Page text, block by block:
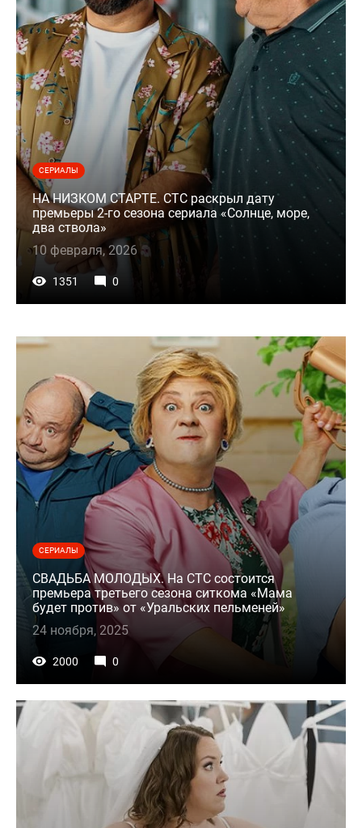
СЕРИАЛЫ
НА НИЗКОМ СТАРТЕ. СТС раскрыл дату
премьеры 2-го сезона сериала «Солнце, море,
два ствола»
10 февраля, 2026
1351 0
СЕРИАЛЫ
СВАДЬБА МОЛОДЫХ. На СТС состоится
премьера третьего сезона ситкома «Мама
будет против» от «Уральских пельменей»
24 ноября, 2025
2000 0